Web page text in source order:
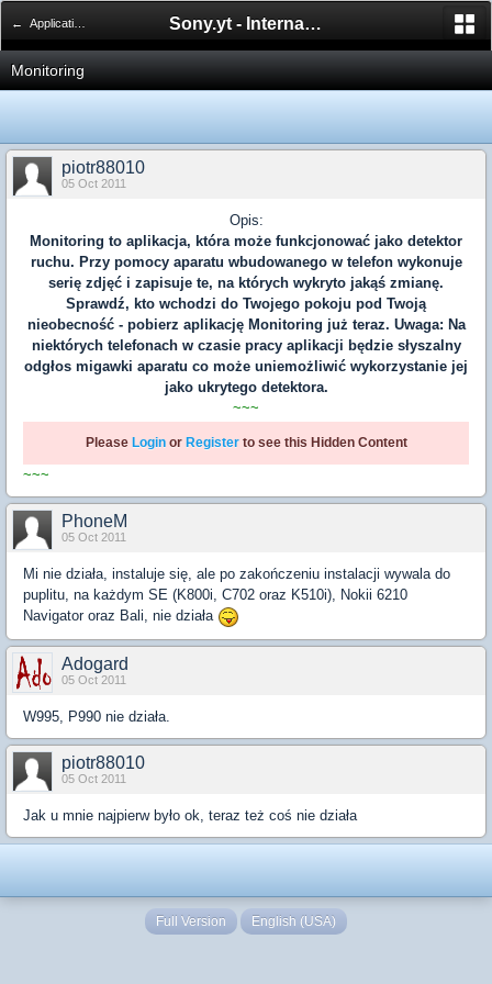
← Applications | Aplikacje Sony.yt - International Sony Forum
Monitoring
piotr88010
05 Oct 2011
Opis:
Monitoring to aplikacja, która może funkcjonować jako detektor
ruchu. Przy pomocy aparatu wbudowanego w telefon wykonuje
serię zdjęć i zapisuje te, na których wykryto jakąś zmianę.
Sprawdź, kto wchodzi do Twojego pokoju pod Twoją
nieobecność - pobierz aplikację Monitoring już teraz. Uwaga: Na
niektórych telefonach w czasie pracy aplikacji będzie słyszalny
odgłos migawki aparatu co może uniemożliwić wykorzystanie jej
jako ukrytego detektora.
~~~
Please Loginor Registerto see this Hidden Content
~~~
PhoneM
05 Oct 2011
Mi nie działa, instaluje się, ale po zakończeniu instalacji wywala do
puplitu, na każdym SE (K800i, C702 oraz K510i), Nokii 6210
Navigator oraz Bali, nie działa
Adogard
05 Oct 2011
W995, P990 nie działa.
piotr88010
05 Oct 2011
Jak u mnie najpierw było ok, teraz też coś nie działa
Full Version English (USA)